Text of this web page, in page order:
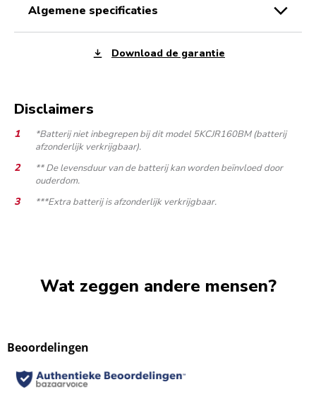
algemene specificaties
Download de garantie
Disclaimers
*Batterij niet inbegrepen bij dit model 5KCJR160BM (batterij
afzonderlijk verkrijgbaar).
** De levensduur van de batterij kan worden beïnvloed door
ouderdom.
***Extra batterij is afzonderlijk verkrijgbaar.
Wat zeggen andere mensen?